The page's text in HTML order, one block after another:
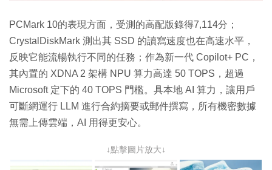
PCMark 10的表現方面，受測的高配版錄得7,114分；
CrystalDiskMark 測出其 SSD 的讀寫速度也在高速水平，
反映它能流暢執行不同的任務；作為新一代 Copilot+ PC，
其內置的 XDNA 2 架構 NPU 算力高達 50 TOPS，超過
Microsoft 定下的 40 TOPS 門檻。具本地 AI 算力，讓用戶
可斷網運行 LLM 進行合約摘要或郵件撰寫，所有機密數據
無需上傳雲端，AI 用得更安心。
↓點擊圖片放大↓